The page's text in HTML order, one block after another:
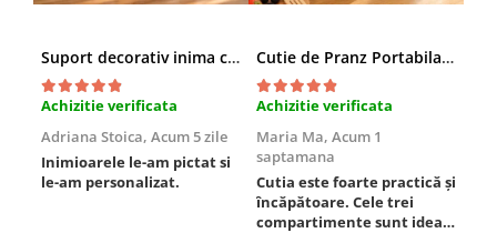
Suport decorativ inima cu mesaje, Cadou cu suflet
Achizitie verificata
Adriana Stoica, Acum 5 zile
Inimioarele le-am pictat si
le-am personalizat.
Cutie de Pranz Portabila cu Compartimente
Achizitie verificata
Maria Ma, Acum 1
saptamana
Cutia este foarte practică și
încăpătoare. Cele trei
compartimente sunt ideale